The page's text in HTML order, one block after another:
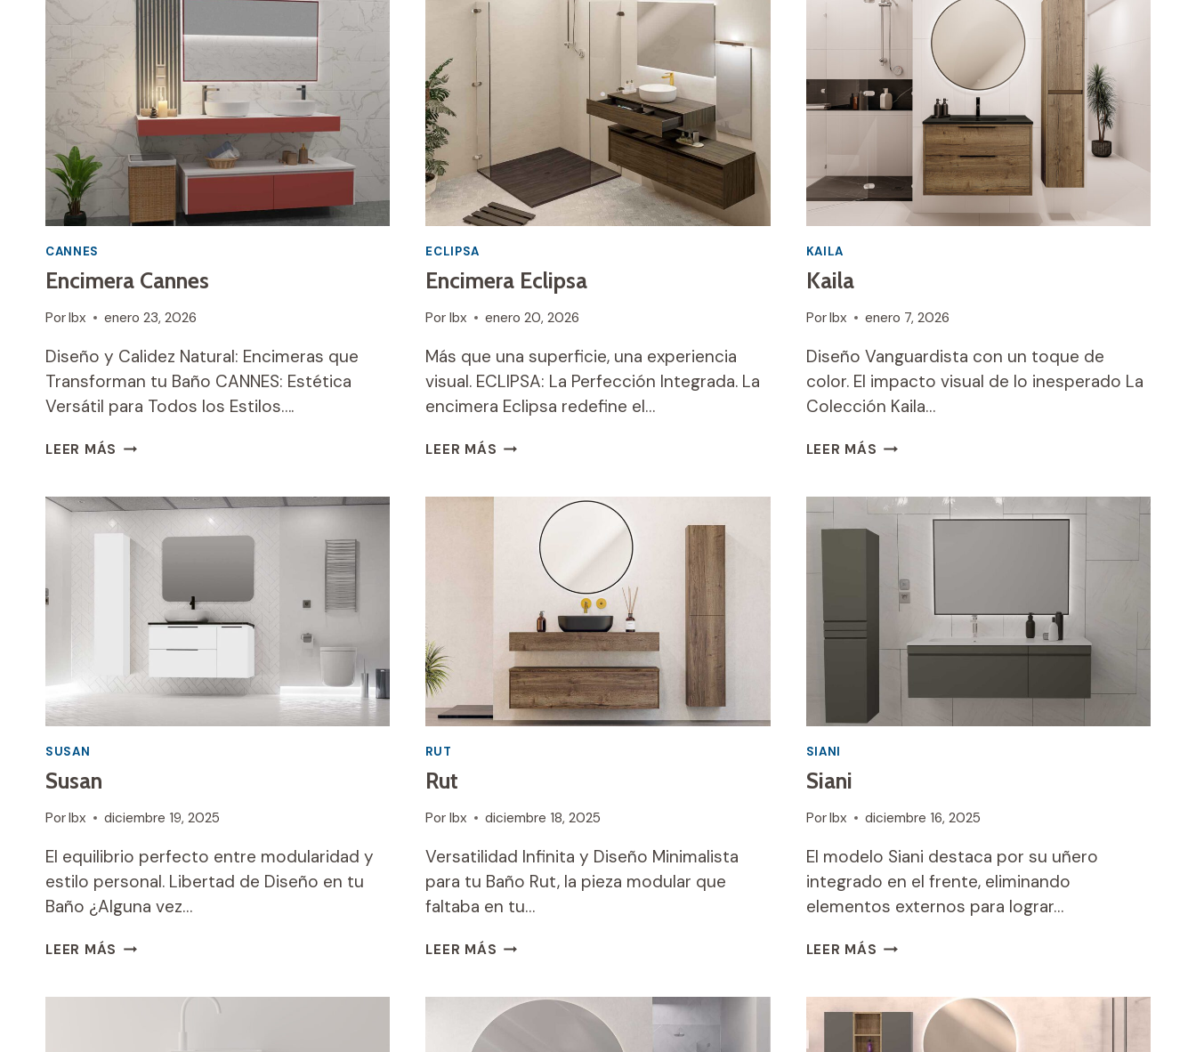
CANNES
Encimera Cannes
PorIbx enero 23, 2026
Diseño y Calidez Natural: Encimeras que
Transforman tu Baño CANNES: Estética
Versátil para Todos los Estilos….
LEER MÁS ENCIMERA
ECLIPSA
Encimera Eclipsa
Por Ibx enero 20, 2026
Más que una superficie, una experiencia
visual. ECLIPSA: La Perfección Integrada. La
encimera Eclipsa redefine el…
LEER MÁS ENCIMERA
KAILA
Kaila
PorIbx enero 7, 2026
Diseño Vanguardista con un toque de
color. El impacto visual de lo inesperado La
Colección Kaila…
LEER MÁS KAILA
SUSAN
Susan
PorIbx diciembre 19, 2025
El equilibrio perfecto entre modularidad y
estilo personal. Libertad de Diseño en tu
Baño ¿Alguna vez…
LEER MÁS SUSAN
RUT
Rut
Por Ibx diciembre 18, 2025
Versatilidad Infinita y Diseño Minimalista
para tu Baño Rut, la pieza modular que
faltaba en tu…
LEER MÁS RUT
SIANI
Siani
PorIbx diciembre 16, 2025
El modelo Siani destaca por su uñero
integrado en el frente, eliminando
elementos externos para lograr…
LEER MÁS SIANI